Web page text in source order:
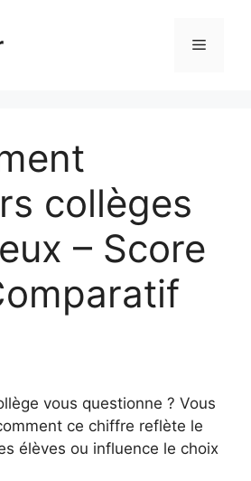
Menu
collèges
– Score
vous questionne ? Vous
ce chiffre reflète le
élèves ou influence le choix